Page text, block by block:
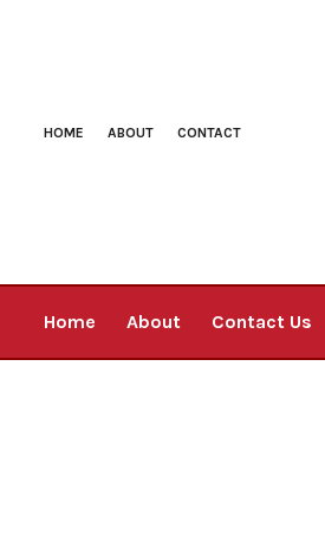
HOME ABOUT CONTACT
Home About Contact Us